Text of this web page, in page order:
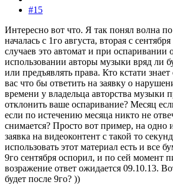
#15
Интересно вот что. Я так понял волна
началась с 1го августа, вторая с
случаев это автомат и при оспаривании
использовании авторы музыки вряд ли
или предъявлять права. Кто кстати
вас что бы ответить на заявку о
времени у владельца авторства музыки
отклонить ваше оспаривание? Месяц
если по истечению месяца никто не
снимается? Просто вот пример, на одно
заявка на видеоконтент с такой то
использовать этот материал есть и все
9го сентября оспорил, и по сей момент
возражение ответ ожидается 09.10.13.
будет после 9го? ))